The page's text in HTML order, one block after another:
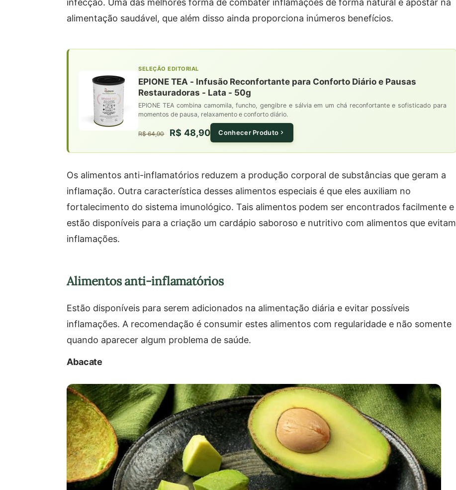
alimentação saudável, que além disso ainda proporciona inúmeros benefícios.
SELEÇÃO EDITORIAL
EPIONE TEA - Infusão Reconfortante para Conforto Diário e Pausas
Restauradoras - Lata - 50g
EPIONE TEA combina camomila, funcho, gengibre e sálvia em um chá reconfortante e sofisticado para
momentos de pausa, relaxamento e conforto diário.
R$ 64,90 R$ 48,90 Conhecer Produto
Os alimentos anti-inflamatórios reduzem a produção corporal de substâncias que geram a
inflamação. Outra característica desses alimentos especiais é que eles auxiliam no
fortalecimento do sistema imunológico. Tais alimentos podem ser encontrados facilmente e
estão disponíveis para a criação um cardápio saboroso e nutritivo com alimentos que evitam
inflamações.
Alimentos anti-inflamatórios
Estão disponíveis para serem adicionados na alimentação diária e evitar possíveis
inflamações. A recomendação é consumir estes alimentos com regularidade e não somente
quando aparecer algum problema de saúde.
Abacate